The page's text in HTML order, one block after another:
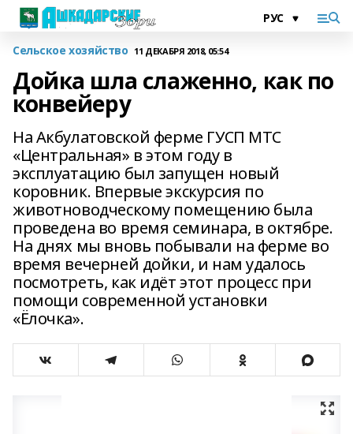
Сельское хозяйство 11 ДЕКАБРЯ 2018, 05:54
Дойка шла слаженно, как по
конвейеру
На Акбулатовской ферме ГУСП МТС
«Центральная» в этом году в
эксплуатацию был запущен новый
коровник. Впервые экскурсия по
животноводческому помещению была
проведена во время семинара, в октябре.
На днях мы вновь побывали на ферме во
время вечерней дойки, и нам удалось
посмотреть, как идёт этот процесс при
помощи современной установки
«Ёлочка».